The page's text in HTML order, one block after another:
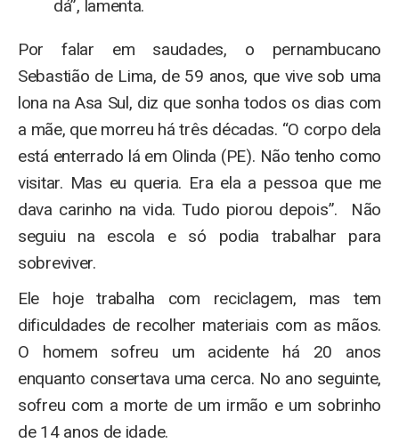
dá”, lamenta.
Por falar em saudades, o pernambucano
Sebastião de Lima, de 59 anos, que vive sob uma
lona na Asa Sul, diz que sonha todos os dias com
a mãe, que morreu há três décadas. “O corpo dela
está enterrado lá em Olinda (PE). Não tenho como
visitar. Mas eu queria. Era ela a pessoa que me
dava carinho na vida. Tudo piorou depois”. Não
seguiu na escola e só podia trabalhar para
sobreviver.
Ele hoje trabalha com reciclagem, mas tem
dificuldades de recolher materiais com as mãos.
O homem sofreu um acidente há 20 anos
enquanto consertava uma cerca. No ano seguinte,
sofreu com a morte de um irmão e um sobrinho
de 14 anos de idade.